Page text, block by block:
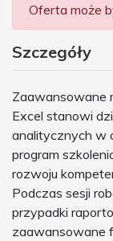
Oferta może
Szczegóły
Zaawansowane
Excel stanowi
analitycznych w
program
rozwoju
Podczas sesji
przypadki
zaawansowane